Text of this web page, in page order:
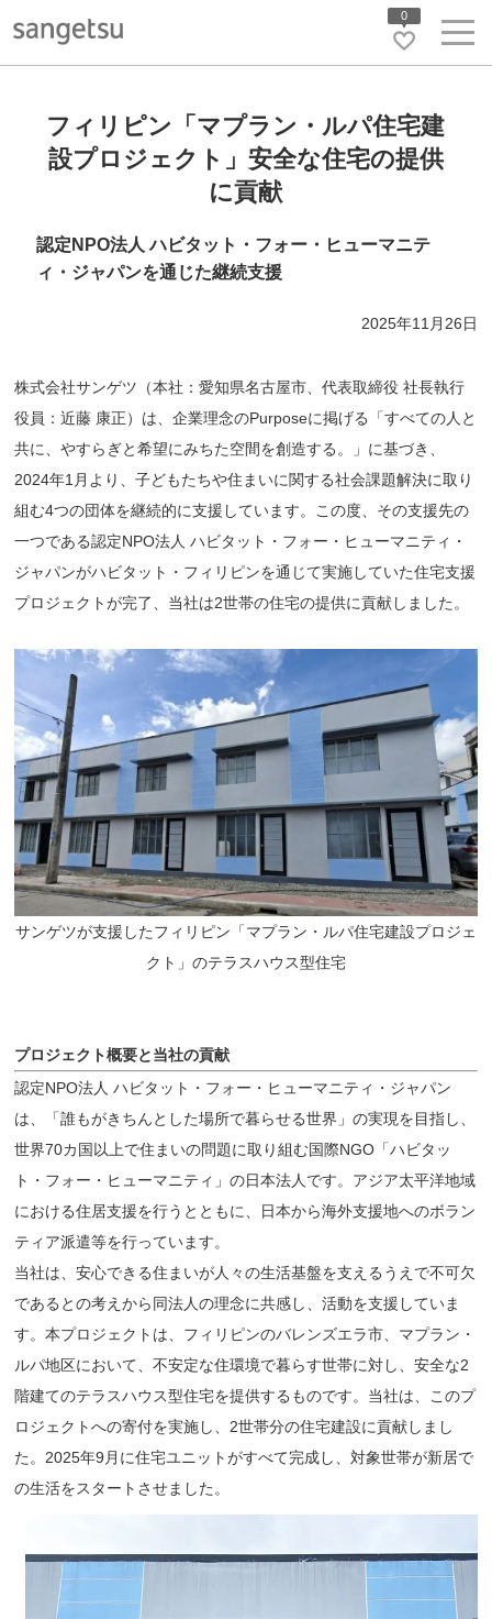
0
フィリピン「マプラン・ルパ住宅建
設プロジェクト」安全な住宅の提供
に貢献
認定NPO法人 ハビタット・フォー・ヒューマニテ
ィ・ジャパンを通じた継続支援
2025年11月26日
株式会社サンゲツ（本社：愛知県名古屋市、代表取締役 社長執行
役員：近藤 康正）は、企業理念のPurposeに掲げる「すべての人と
共に、やすらぎと希望にみちた空間を創造する。」に基づき、
2024年1月より、子どもたちや住まいに関する社会課題解決に取り
組む4つの団体を継続的に支援しています。この度、その支援先の
一つである認定NPO法人 ハビタット・フォー・ヒューマニティ・
ジャパンがハビタット・フィリピンを通じて実施していた住宅支援
プロジェクトが完了、当社は2世帯の住宅の提供に貢献しました。
サンゲツが支援したフィリピン「マプラン・ルパ住宅建設プロジェ
クト」のテラスハウス型住宅
プロジェクト概要と当社の貢献
認定NPO法人 ハビタット・フォー・ヒューマニティ・ジャパン
は、「誰もがきちんとした場所で暮らせる世界」の実現を目指し、
世界70カ国以上で住まいの問題に取り組む国際NGO「ハビタッ
ト・フォー・ヒューマニティ」の日本法人です。アジア太平洋地域
における住居支援を行うとともに、日本から海外支援地へのボラン
ティア派遣等を行っています。
当社は、安心できる住まいが人々の生活基盤を支えるうえで不可欠
であるとの考えから同法人の理念に共感し、活動を支援していま
す。本プロジェクトは、フィリピンのバレンズエラ市、マプラン・
ルパ地区において、不安定な住環境で暮らす世帯に対し、安全な2
階建てのテラスハウス型住宅を提供するものです。当社は、このプ
ロジェクトへの寄付を実施し、2世帯分の住宅建設に貢献しまし
た。2025年9月に住宅ユニットがすべて完成し、対象世帯が新居で
の生活をスタートさせました。